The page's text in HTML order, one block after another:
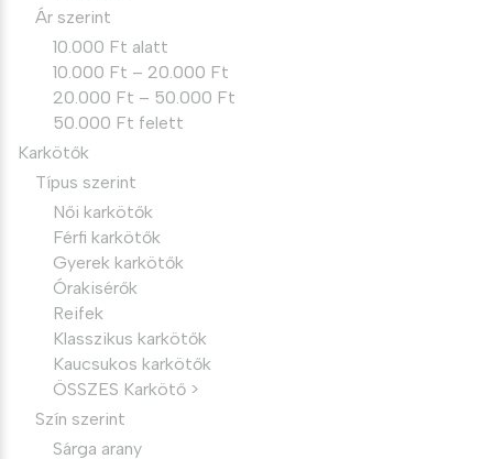
Ár szerint
10.000 Ft alatt
10.000 Ft – 20.000 Ft
20.000 Ft – 50.000 Ft
50.000 Ft felett
Karkötők
Típus szerint
Női karkötők
Férfi karkötők
Gyerek karkötők
Órakisérők
Reifek
Klasszikus karkötők
Kaucsukos karkötők
ÖSSZES Karkötő >
Szín szerint
Sárga arany